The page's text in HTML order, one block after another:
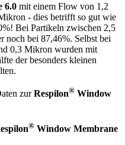
6.0 mit einem Flow von 1,2
- dies betrifft so gut wie
Bei Partikeln zwischen 2,5
bei 87,46%. Selbst bei
0,3 Mikron wurden mit
der besonders kleinen
zurRespilon® Window
® Window Membrane